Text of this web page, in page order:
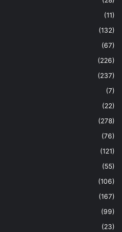
(11)
(132)
(67)
(226)
(237)
(7)
(22)
(278)
(76)
(121)
(55)
(106)
(167)
(99)
(23)